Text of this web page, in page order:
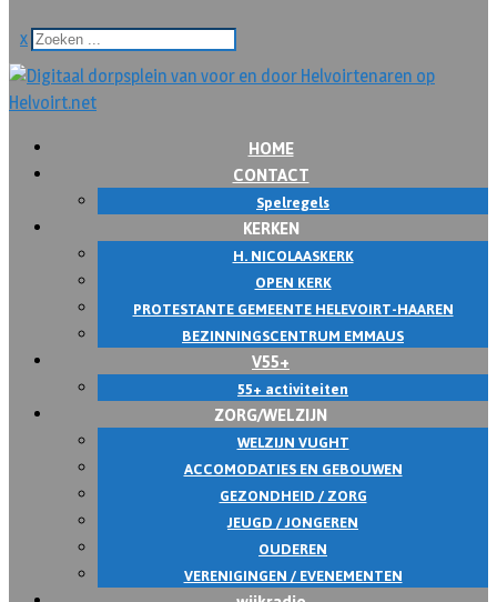
x
HOME
CONTACT
Spelregels
KERKEN
H. NICOLAASKERK
OPEN KERK
PROTESTANTE GEMEENTE HELEVOIRT-HAAREN
BEZINNINGSCENTRUM EMMAUS
V55+
55+ activiteiten
ZORG/WELZIJN
WELZIJN VUGHT
ACCOMODATIES EN GEBOUWEN
GEZONDHEID / ZORG
JEUGD / JONGEREN
OUDEREN
VERENIGINGEN / EVENEMENTEN